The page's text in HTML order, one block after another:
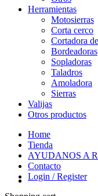
Herramientas
Motosierras
Corta cerco
Cortadora
Bordeadoras
Sopladoras
Taladros
Amoladora
Sierras
Valijas
Otros productos
Home
Tienda
AYUDANOS A
Contacto
Login / Register